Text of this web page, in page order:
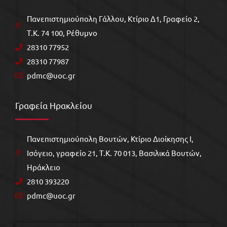
Πανεπιστημιούπολη Γάλλου, Kτίριο Δ1, Γραφείο 2,
Τ.Κ. 74 100, Ρέθυμνο
28310 77952
28310 77987
pdmc@uoc.gr
Γραφεία Ηρακλείου
Πανεπιστημιούπολη Βουτών, Κτίριο Διοίκησης Ι,
Ισόγειο, γραφείο 21, Τ.Κ. 70 013, Βασιλικά Βουτών,
Ηράκλειο
2810 393220
pdmc@uoc.gr